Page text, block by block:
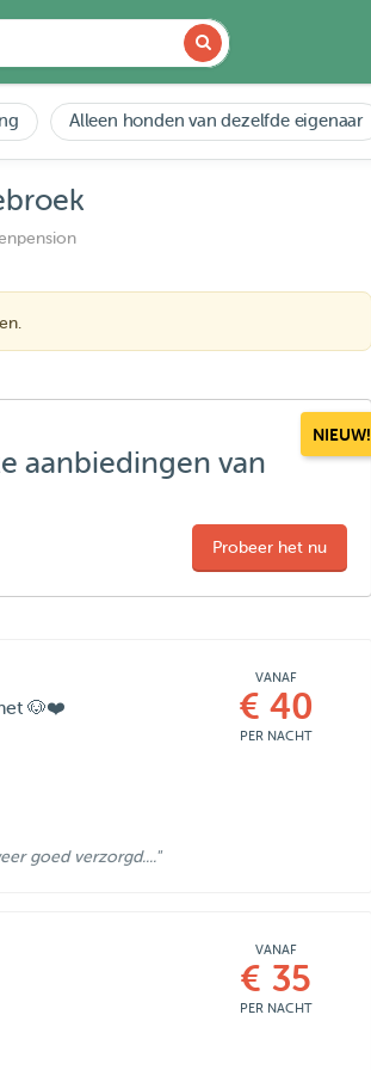
Alleen honden van dezelfde eigenaar
NIEUW!
aanbiedingen van
Probeer het nu
🐶❤️
goed verzorgd...."
VANAF
€ 40
PER NACHT
VANAF
€ 35
PER NACHT